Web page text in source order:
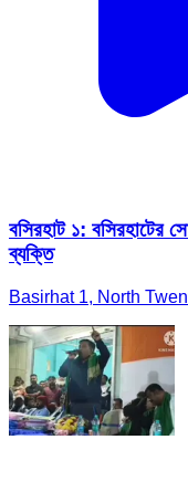
বসিরহাট ১: বসিরহাটের
ব্যক্তি
Basirhat 1, North